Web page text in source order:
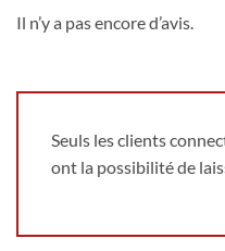
Il n’y a pas encore d’avis.
Seuls les clients
ont la possibilité de